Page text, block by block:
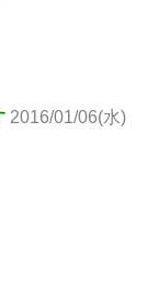
2016/01/06(水)